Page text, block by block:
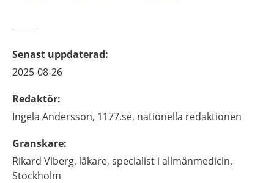
Senast uppdaterad:
2025-08-26
Redaktör:
Ingela Andersson, 1177.se, nationella redaktionen
Granskare:
Rikard Viberg, läkare, specialist i allmänmedicin,
Stockholm